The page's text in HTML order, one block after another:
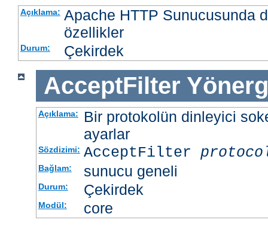
Açıklama: Apache HTTP Sunucusunda
özellikler
Durum: Çekirdek
AcceptFilter
Açıklama:
Bir protokolün dinleyici
ayarlar
Sözdizimi: AcceptFilter
Bağlam: sunucu geneli
Durum: Çekirdek
Modül: core